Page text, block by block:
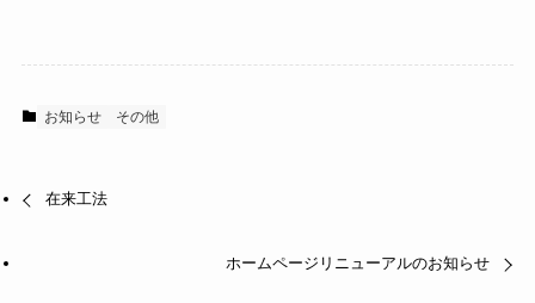
お知らせ その他
在来工法
ホームページリニューアルのお知らせ